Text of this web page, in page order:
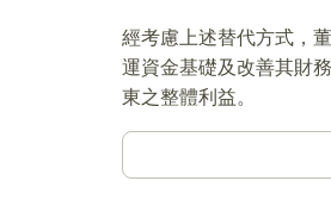
經考慮上述替代方式，
運資金基礎及改善其財
東之整體利益。